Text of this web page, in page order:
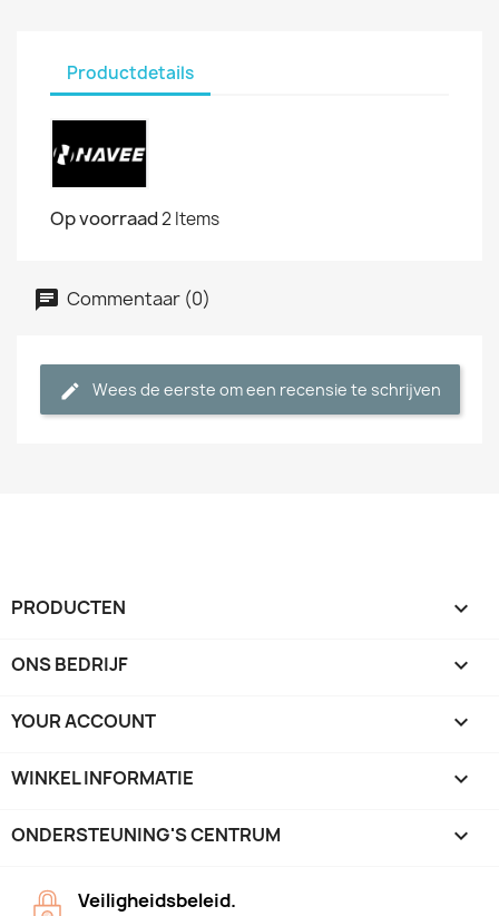
Productdetails
Op voorraad2 Items
Commentaar (0)
Wees de eerste om een recensie te schrijven
PRODUCTEN 
ONS BEDRIJF 
YOUR ACCOUNT 
WINKEL INFORMATIE keyboard_arrow_down
ONDERSTEUNING'S CENTRUM 
Veiligheidsbeleid.